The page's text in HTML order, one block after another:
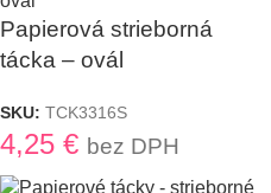
Papierová strieborná
tácka – ovál
SKU: TCK3316S
4,25 € bez DPH